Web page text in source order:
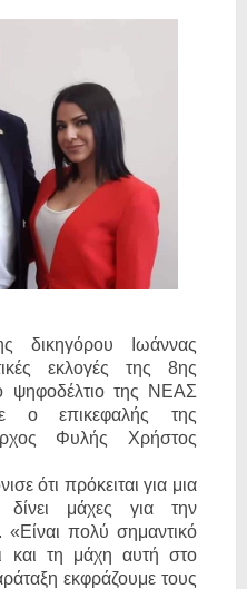
δικηγόρου Ιωάννας
εκλογές της 8ης
ψηφοδέλτιο της ΝΕΑΣ
ο επικεφαλής της
Φυλής Χρήστος
ότι πρόκειται για μια
μάχες για την
πολύ σημαντικό
τη μάχη αυτή στο
εκφράζουμε τους